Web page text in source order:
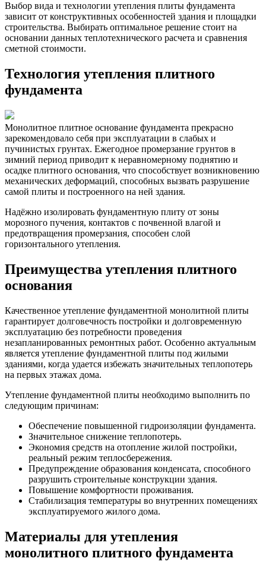
Выбор вида и технологии утепления плиты фундамента
зависит от конструктивных особенностей здания и площадки
строительства. Выбирать оптимальное решение стоит на
основании данных теплотехнического расчета и сравнения
сметной стоимости.
Технология утепления плитного
фундамента
Монолитное плитное основание фундамента прекрасно
зарекомендовало себя при эксплуатации в слабых и
пучинистых грунтах. Ежегодное промерзание грунтов в
зимний период приводит к неравномерному поднятию и
осадке плитного основания, что способствует возникновению
механических деформаций, способных вызвать разрушение
самой плиты и построенного на ней здания.
Надёжно изолировать фундаментную плиту от зоны
морозного пучения, контактов с почвенной влагой и
предотвращения промерзания, способен слой
горизонтального утепления.
Преимущества утепления плитного
основания
Качественное утепление фундаментной монолитной плиты
гарантирует долговечность постройки и долговременную
эксплуатацию без потребности проведения
незапланированных ремонтных работ. Особенно актуальным
является утепление фундаментной плиты под жилыми
зданиями, когда удается избежать значительных теплопотерь
на первых этажах дома.
Утепление фундаментной плиты необходимо выполнить по
следующим причинам:
Обеспечение повышенной гидроизоляции фундамента.
Значительное снижение теплопотерь.
Экономия средств на отопление жилой постройки,
реальный режим теплосбережения.
Предупреждение образования конденсата, способного
разрушить строительные конструкции здания.
Повышение комфортности проживания.
Стабилизация температуры во внутренних помещениях
эксплуатируемого жилого дома.
Материалы для утепления
монолитного плитного фундамента